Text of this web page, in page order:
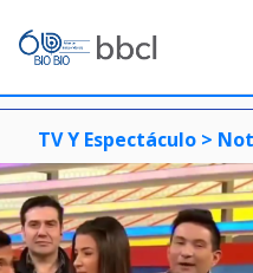
TV Y Espectáculo >